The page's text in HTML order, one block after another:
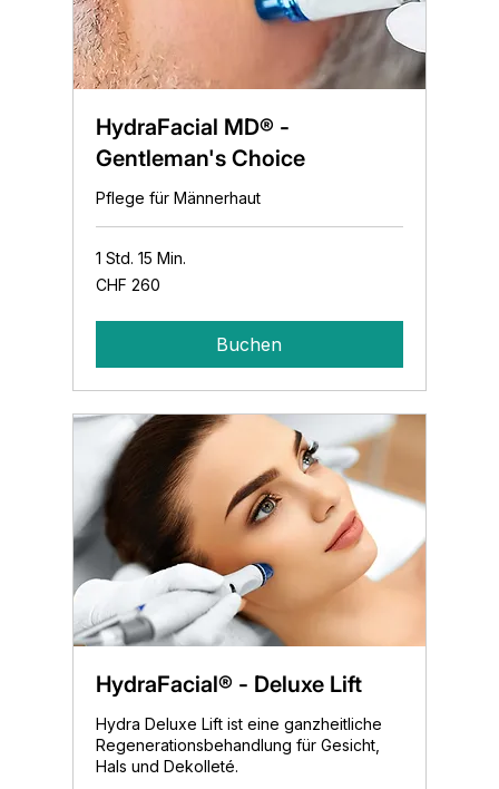
HydraFacial MD® -
Gentleman's Choice
Pflege für Männerhaut
1 Std. 15 Min.
260
Schweizer
CHF 260
Buchen
HydraFacial® - Deluxe Lift
Hydra Deluxe Lift ist eine ganzheitliche
Regenerationsbehandlung für Gesicht,
Hals und Dekolleté.